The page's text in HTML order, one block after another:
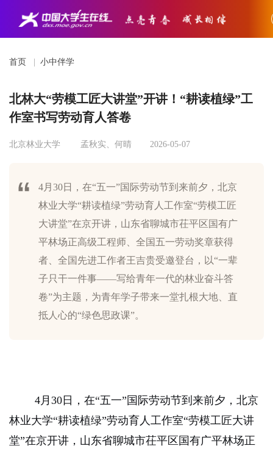
首页 小中伴学
北林大“劳模工匠大讲堂”开讲！“耕读植绿”工
作室书写劳动育人答卷
北京林业大学 孟秋实、何晴 2026-05-07
4月30日，在“五一”国际劳动节到来前夕，北京
林业大学“耕读植绿”劳动育人工作室“劳模工匠
大讲堂”在京开讲，山东省聊城市茌平区国有广
平林场正高级工程师、全国五一劳动奖章获得
者、全国先进工作者王吉贵受邀登台，以“一辈
子只干一件事——写给青年一代的林业奋斗答
卷”为主题，为青年学子带来一堂扎根大地、直
抵人心的“绿色思政课”。
4月30 日，在“五一”国际劳动节到来前夕，北京
林业大学“耕读植绿”劳动育人工作室“劳模工匠大讲
堂”在京开讲，山东省聊城市茌平区国有广平林场正